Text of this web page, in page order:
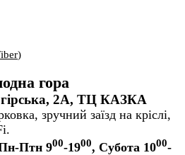
)
гора
2А, ТЦ КАЗКА
зручний заїзд на кріслі,
Пн-Птн 900-1900, Субота 1000-